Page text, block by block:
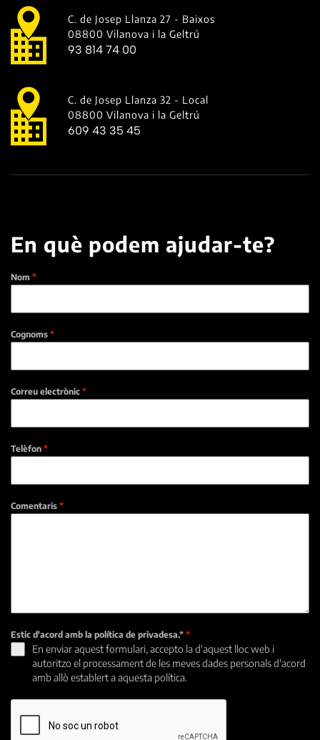
C. de Josep Llanza 27 - Baixos
08800 Vilanova i la Geltrú
93 814 74 00
C. de Josep Llanza 32 - Local
08800 Vilanova i la Geltrú
609 43 35 45
En què podem ajudar-te?
Nom *
Cognoms *
Correu electrònic *
Telèfon *
Comentaris *
Estic d'acord amb la política de privadesa.* *
En enviar aquest formulari, accepto la d'aquest lloc web i
autoritzo el processament de les meves dades personals d'acord
amb allò establert a aquesta política.